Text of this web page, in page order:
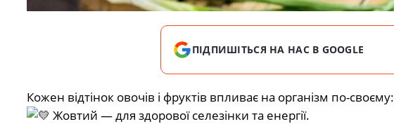
ПІДПИШІТЬСЯ НА НАС В GOOGLE
Кожен відтінок овочів і фруктів впливає на організм по-своєму:
Жовтий — для здорової селезінки та енергії.